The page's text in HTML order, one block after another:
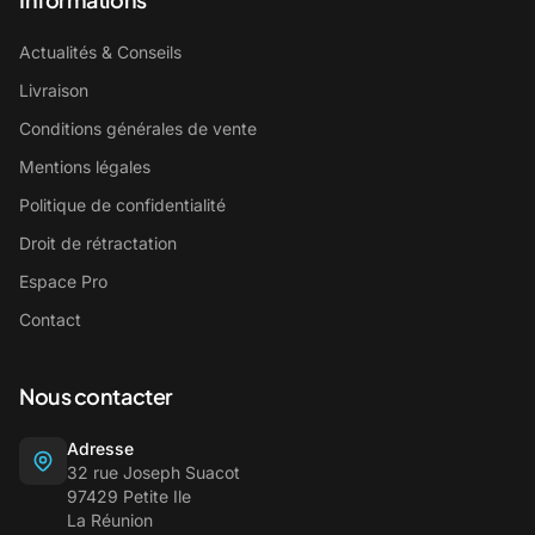
Actualités & Conseils
Livraison
Conditions générales de vente
Mentions légales
Politique de confidentialité
Droit de rétractation
Espace Pro
Contact
Nous contacter
Adresse
32 rue Joseph Suacot
97429 Petite Ile
La Réunion